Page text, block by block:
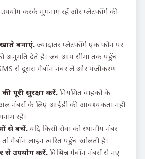
करके गुमनाम रहें और प्लेटफ़ॉर्म की
बनाएं. ज्यादातर प्लेटफॉर्म एक फोन पर
अनुमति देते हैं। जब आप सीमा तक पहुँच
से दूसरा गैबॉन नंबर लें और पंजीकरण
पूरी सुरक्षा करें. नियमित वाहकों के
नंबरों के लिए आईडी की आवश्यकता नहीं
रहें।
से बचें. यदि किसी सेवा को स्थानीय नंबर
गैबॉन लाइन त्वरित पहुँच खोलती है।
से उपयोग करें. विभिन्न गैबॉन नंबरों से नए